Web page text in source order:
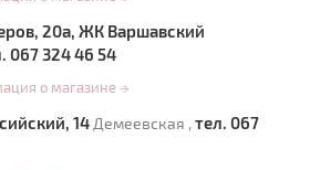
20а, ЖК Варшавский
067 324 46 54
о магазине →
14 Демеевская , тел. 067